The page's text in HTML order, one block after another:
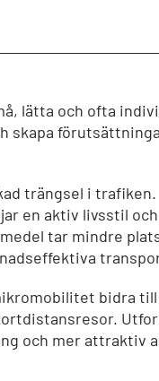
lätta och ofta
skapa
trängsel i trafiken.
en aktiv livsstil och
tar mindre
bidra
och mer attraktiv